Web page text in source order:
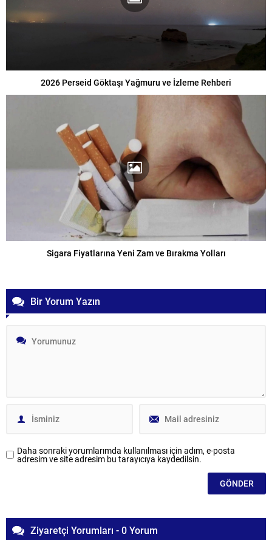
2026 Perseid Göktaşı Yağmuru ve İzleme Rehberi
Sigara Fiyatlarına Yeni Zam ve Bırakma Yolları
Bir Yorum Yazın
Daha sonraki yorumlarımda kullanılması için adım, e-posta
adresim ve site adresim bu tarayıcıya kaydedilsin.
Ziyaretçi Yorumları - 0 Yorum